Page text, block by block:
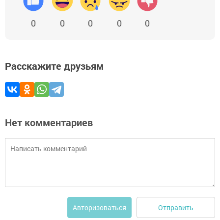
0 0 0 0 0
Расскажите друзьям
Нет комментариев
Авторизоваться Отправить